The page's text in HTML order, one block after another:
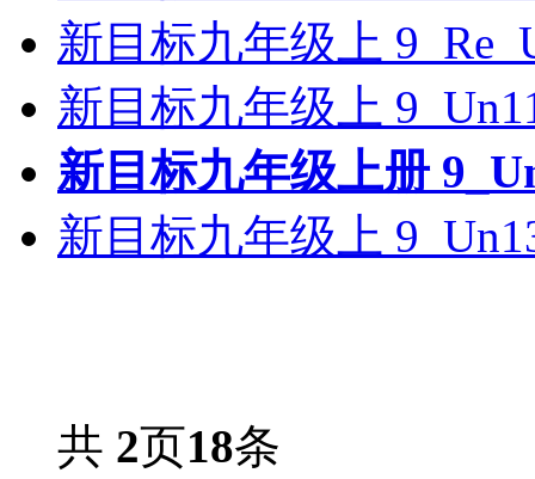
新目标九年级上
新目标九年级上
新目标九年级上册
新目标九年级上
共 2页18条